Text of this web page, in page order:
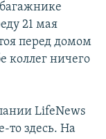
21 мая
перед домом
коллег ничего
LifeNews
то здесь. На